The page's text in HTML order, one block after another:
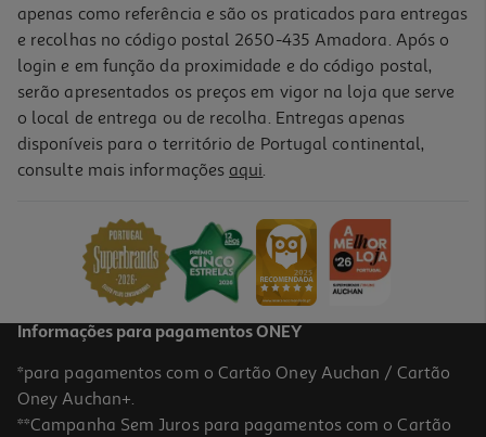
Tinta Acrílica Auchan Dourado 120ml
apenas como referência e são os praticados para entregas
e recolhas no código postal 2650-435 Amadora. Após o
login e em função da proximidade e do código postal,
serão apresentados os preços em vigor na loja que serve
o local de entrega ou de recolha. Entregas apenas
disponíveis para o território de Portugal continental,
consulte mais informações aqui.
Informações para pagamentos ONEY
*para pagamentos com o Cartão Oney Auchan / Cartão
Oney Auchan+.
**Campanha Sem Juros para pagamentos com o Cartão